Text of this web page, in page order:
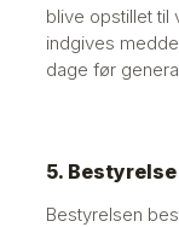
blive opstillet
indgives
dage før
5. Bestyrelse
Bestyrelsen